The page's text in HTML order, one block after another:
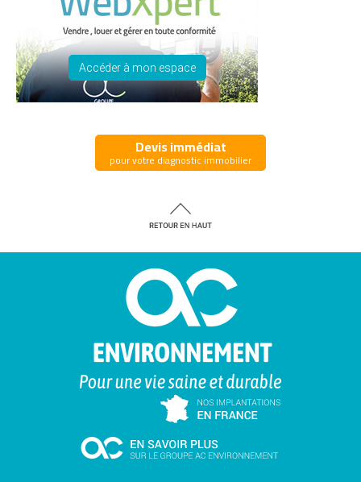
Accéder à mon espace
Devis immédiat
pour votre diagnostic immobilier